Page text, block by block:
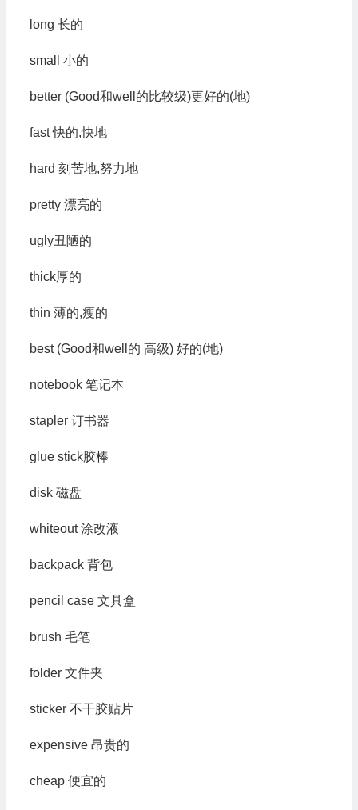
long 长的
small 小的
better (Good和well的比较级)更好的(地)
fast 快的,快地
hard 刻苦地,努力地
pretty 漂亮的
ugly丑陋的
thick厚的
thin 薄的,瘦的
best (Good和well的 高级) 好的(地)
notebook 笔记本
stapler 订书器
glue stick胶棒
disk 磁盘
whiteout 涂改液
backpack 背包
pencil case 文具盒
brush 毛笔
folder 文件夹
sticker 不干胶贴片
expensive 昂贵的
cheap 便宜的